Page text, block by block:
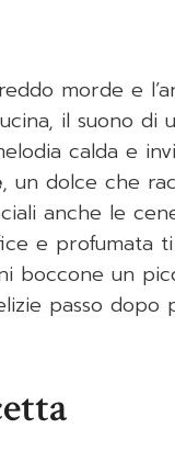
morde e
il suono di
calda e
, un dolce che
anche le
e profumata
boccone un
passo dopo